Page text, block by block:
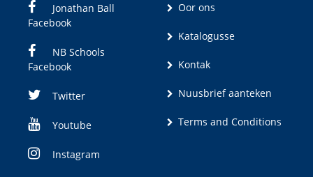
Jonathan Ball
Facebook
NB Schools
Facebook
Twitter
Youtube
Instagram
Oor ons
Katalogusse
Kontak
Nuusbrief aanteken
Terms and Conditions